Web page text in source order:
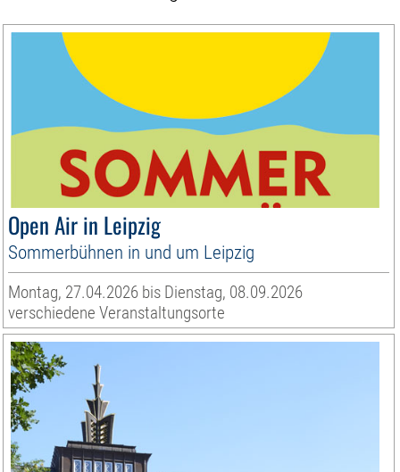
Open Air in Leipzig
Sommerbühnen in und um Leipzig
Montag, 27.04.2026 bis Dienstag, 08.09.2026
verschiedene Veranstaltungsorte